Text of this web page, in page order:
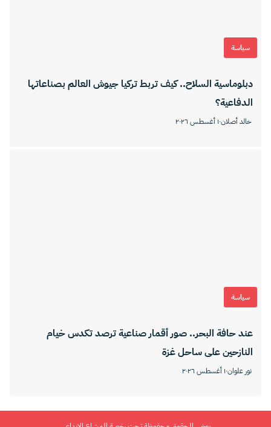
سياسة
دبلوماسية السلاح.. كيف تربط تركيا جيوش العالم بصناعاتها
الدفاعية؟
خالد أصلان١٠ أغسطس ٢٠٢٦
سياسة
عند حافة البحر.. صور أقمار صناعية ترصد تكدس خيام
النازحين على ساحل غزة
نور علوان١٠ أغسطس ٢٠٢٦